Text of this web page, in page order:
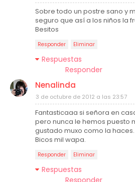
Sobre todo un postre sano y
seguro que así a los niños la
Besitos
Responder Eliminar
Respuestas
Responder
Nenalinda
3 de octubre de 2012 a las 23:57
Fantasticaaa si señora en
pero nunca le hemos puesto
gustado muxo como la haces.
Bicos mil wapa.
Responder Eliminar
Respuestas
Responder